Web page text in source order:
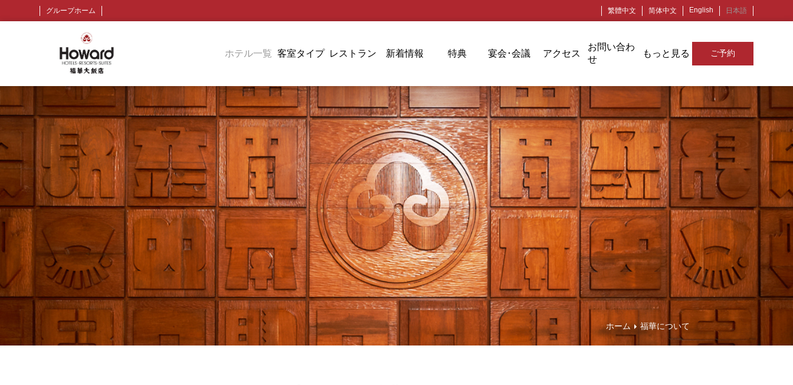
グループホーム 繁體中文 简体中文 English 日本語
ホテル一覧 客室タイプ レストラン 新着情報 特典 宴会･会議 アクセス
お問い合わ
せ
もっと見る ご予約
ホーム 福華について